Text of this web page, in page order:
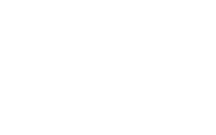
護管理者教育」には
全体の教育指導やマ
す！
して個人個人に合